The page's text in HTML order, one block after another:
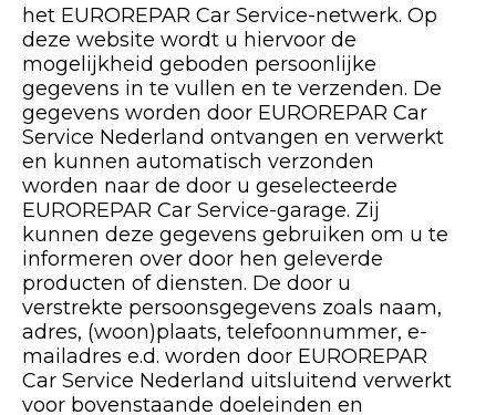
Deelnemer van het netwerk worden
het EUROREPAR Car Service-netwerk. Op
deze website wordt u hiervoor de
mogelijkheid geboden persoonlijke
gegevens in te vullen en te verzenden. De
gegevens worden door EUROREPAR Car
Service Nederland ontvangen en verwerkt
en kunnen automatisch verzonden
worden naar de door u geselecteerde
EUROREPAR Car Service-garage. Zij
kunnen deze gegevens gebruiken om u te
informeren over door hen geleverde
producten of diensten. De door u
verstrekte persoonsgegevens zoals naam,
adres, (woon)plaats, telefoonnummer, e-
mailadres e.d. worden door EUROREPAR
Car Service Nederland uitsluitend verwerkt
voor bovenstaande doeleinden en